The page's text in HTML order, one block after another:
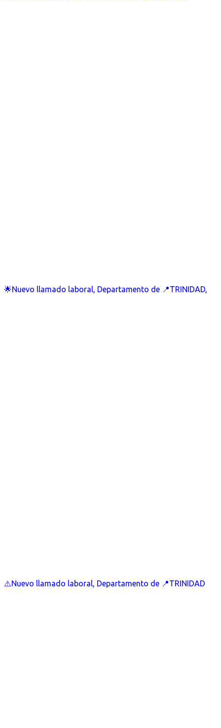
🌟Nuevo llamado laboral, Departamento de 📍TRINIDAD,
⚠️Nuevo llamado laboral, Departamento de 📍TRINIDAD